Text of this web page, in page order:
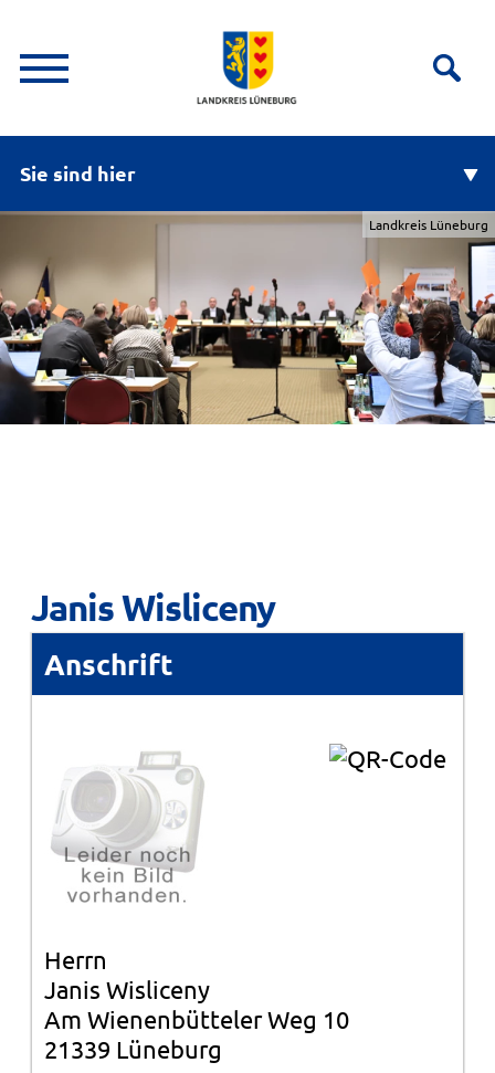
Sie sind hier
Landkreis Lüneburg
Janis Wisliceny
Anschrift
Herrn
Janis Wisliceny
Am Wienenbütteler Weg 10
21339 Lüneburg